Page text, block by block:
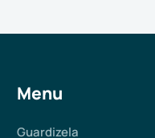
Menu
Guardizela